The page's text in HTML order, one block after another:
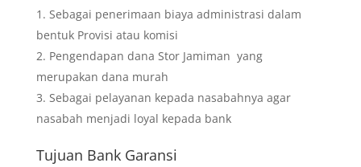
Sebagai penerimaan biaya administrasi dalam
bentuk Provisi atau komisi
Pengendapan dana Stor Jamiman yang
merupakan dana murah
Sebagai pelayanan kepada nasabahnya agar
nasabah menjadi loyal kepada bank
Tujuan Bank Garansi